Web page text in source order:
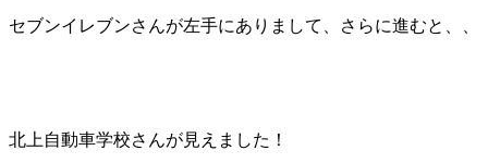
セブンイレブンさんが左手にありまして、さらに進むと、、
北上自動車学校さんが見えました！